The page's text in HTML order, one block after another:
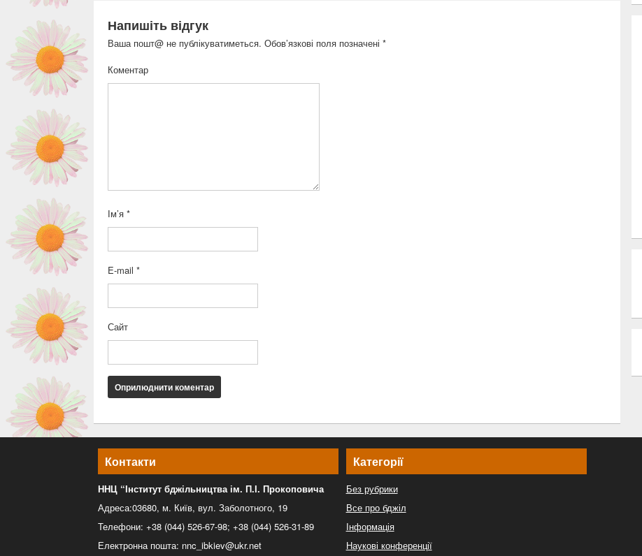
Напишіть відгук
Ваша пошт@ не публікуватиметься. Обов’язкові поля позначені*
Коментар
Ім’я*
E-mail*
Сайт
Контакти
ННЦ “Інститут бджільництва ім. П.І. Прокоповича
Адреса:03680, м. Київ, вул. Заболотного, 19
Телефони: +38 (044) 526-67-98; +38 (044) 526-31-89
Електронна пошта: nnc_ibkiev@ukr.net
Категорії
Без рубрики
Все про бджіл
Інформація
Наукові конференції